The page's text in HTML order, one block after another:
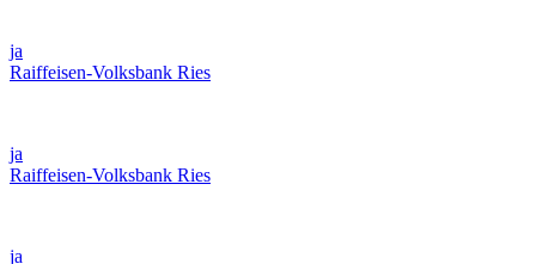
ja
Raiffeisen-Volksbank Ries
ja
Raiffeisen-Volksbank Ries
ja